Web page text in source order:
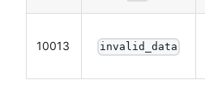
10013 invalid_data